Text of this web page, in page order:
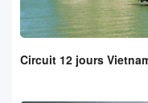
Circuit 12 jours